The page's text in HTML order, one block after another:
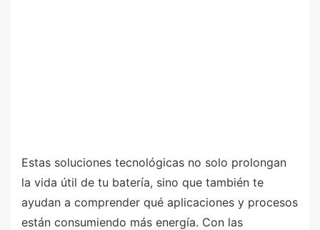
Estas soluciones tecnológicas no solo prolongan
la vida útil de tu batería, sino que también te
ayudan a comprender qué aplicaciones y procesos
están consumiendo más energía. Con las